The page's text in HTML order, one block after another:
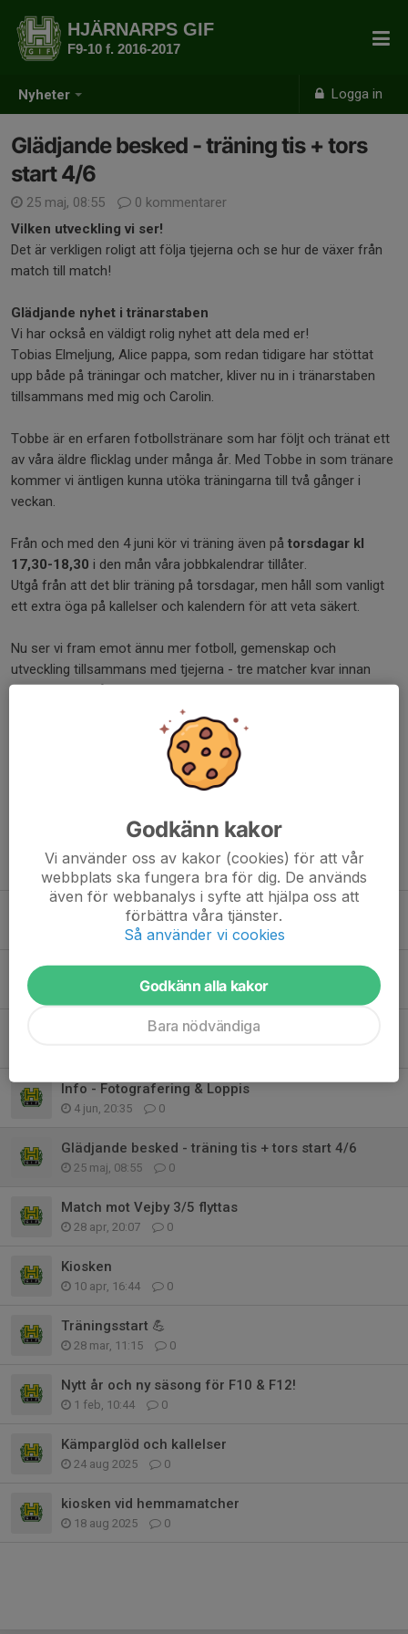
Nyheter Logga in
HJÄRNARPS GIF
F9-10 f. 2016-2017
Glädjande besked - träning tis + tors
start 4/6
25 maj, 08:55
0 kommentarer
Vilken utveckling vi ser!
Det är verkligen roligt att följa tjejerna och se hur de växer från
match till match!
Glädjande nyhet i tränarstaben
Vi har också en väldigt rolig nyhet att dela med er!
Tobias Elmeljung, Alice pappa, som redan tidigare har stöttat
upp både på träningar och matcher, kliver nu in i tränarstaben
tillsammans med mig och Carolin.
Tobbe är en erfaren fotbollstränare som har följt och tränat ett
av våra äldre flicklag under många år. Med Tobbe in som tränare
kommer vi äntligen kunna utöka träningarna till två gånger i
veckan.
Från och med den 4 juni kör vi träning även på torsdagar kl
17,30-18,30 i den mån våra jobbkalendrar tillåter.
Utgå från att det blir träning på torsdagar, men håll som vanligt
ett extra öga på kallelser och kalendern för att veta säkert.
Nu ser vi fram emot ännu mer fotboll, gemenskap och
utveckling tillsammans med tjejerna - tre matcher kvar innan
sommaruppehåll - Let's go!
/Carolin, Tobbe och Kajsa
Tidigare nyheter
Träningsstart 6/8 ⚽️
31 jul, 11:20 0
Sommaravslutning 23/6
20 jun, 16:53 0
Info - Fotografering & Loppis
4 jun, 20:35 0
Glädjande besked - träning tis + tors start 4/6
25 maj, 08:55 0
Match mot Vejby 3/5 flyttas
28 apr, 20:07 0
Kiosken
10 apr, 16:44 0
Träningsstart 💪
28 mar, 11:15 0
Nytt år och ny säsong för F10 & F12!
1 feb, 10:44 0
Kämparglöd och kallelser
24 aug 2025 0
kiosken vid hemmamatcher
18 aug 2025 0
Godkänn kakor
Vi använder oss av kakor (cookies) för att vår
webbplats ska fungera bra för dig. De används
även för webbanalys i syfte att hjälpa oss att
förbättra våra tjänster.
Så använder vi cookies
Godkänn alla kakor
Bara nödvändiga